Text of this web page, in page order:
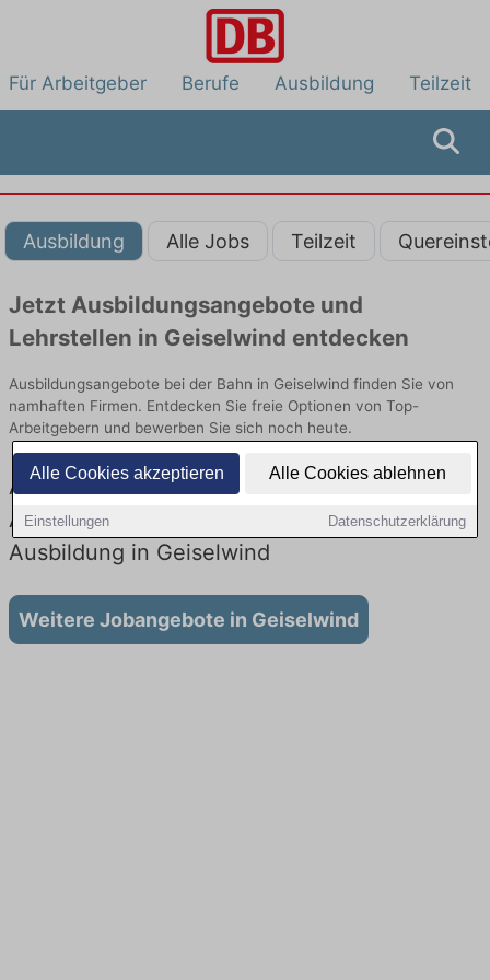
Alle Cookies akzeptieren Alle Cookies ablehnen
Einstellungen Datenschutzerklärung
Für Arbeitgeber Berufe Ausbildung Teilzeit
Ausbildung Alle Jobs Teilzeit
Jetzt Ausbildungsangebote und
Lehrstellen in Geiselwind entdecken
Ausbildungsangebote bei der Bahn in Geiselwind finden Sie von
namhaften Firmen. Entdecken Sie freie Optionen von Top-
Arbeitgebern und bewerben Sie sich noch heute.
Ausbildung in Geiselwind bei der Bahn:
Aktuell gibt es keine Stellenangebote für
Ausbildung in Geiselwind
Weitere Jobangebote in Geiselwind